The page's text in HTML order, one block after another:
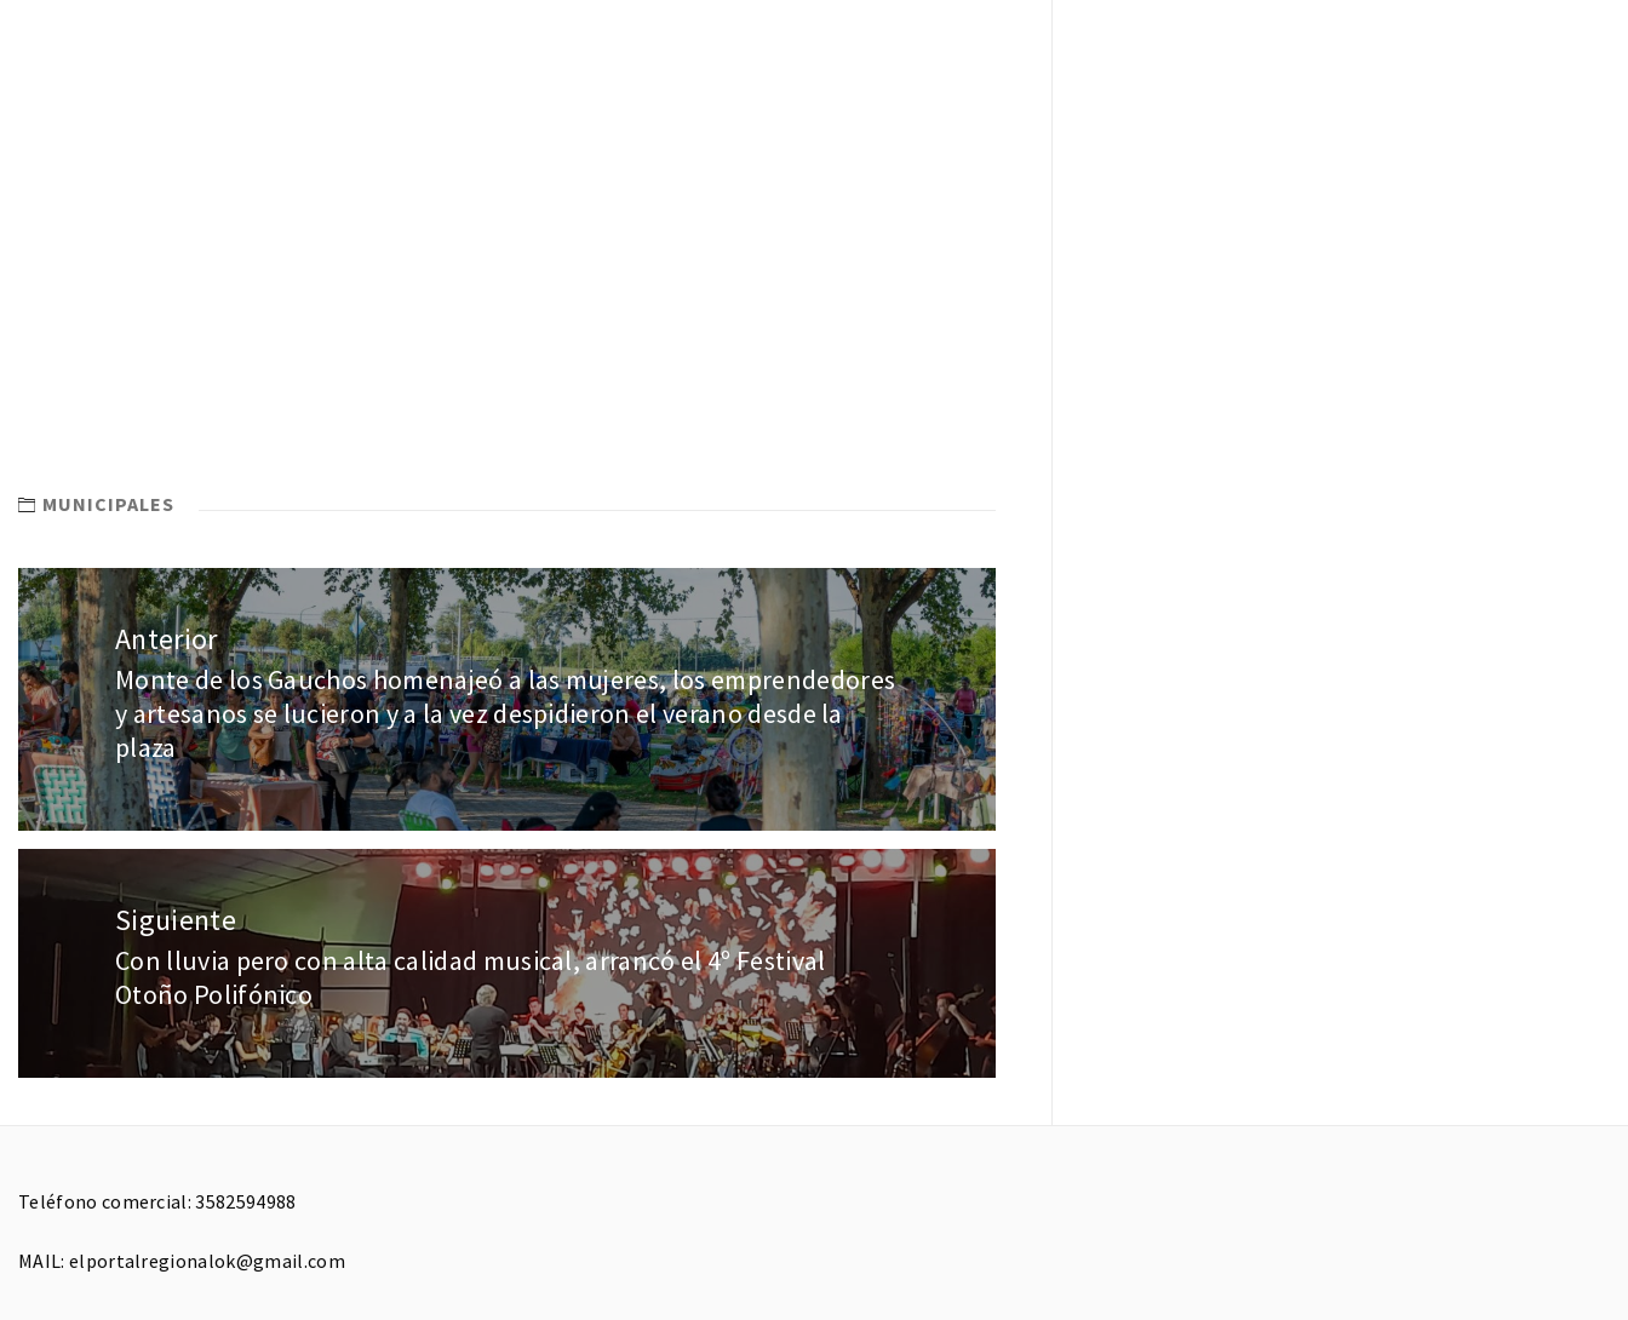
MUNICIPALES
Anterior
Monte de los Gauchos homenajeó a las mujeres, los emprendedores
y artesanos se lucieron y a la vez despidieron el verano desde la
plaza
Siguiente
Con lluvia pero con alta calidad musical, arrancó el 4º Festival
Otoño Polifónico
Teléfono comercial: 3582594988
MAIL: elportalregionalok@gmail.com